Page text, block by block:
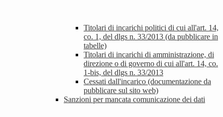
Titolari di incarichi politici di cui all'art. 14,
co. 1, del dlgs n. 33/2013 (da pubblicare in
tabelle)
Titolari di incarichi di amministrazione, di
direzione o di governo di cui all'art. 14, co.
1-bis, del dlgs n. 33/2013
Cessati dall'incarico (documentazione da
pubblicare sul sito web)
Sanzioni per mancata comunicazione dei dati